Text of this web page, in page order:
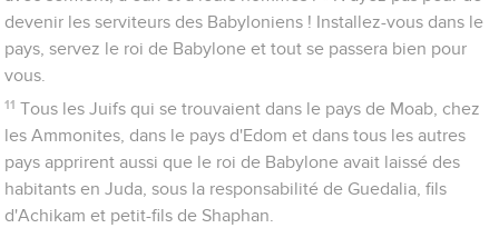
devenir les serviteurs des Babyloniens ! Installez-vous dans le
pays, servez le roi de Babylone et tout se passera bien pour
vous.
11 Tous les Juifs qui se trouvaient dans le pays de Moab, chez
les Ammonites, dans le pays d'Edom et dans tous les autres
pays apprirent aussi que le roi de Babylone avait laissé des
habitants en Juda, sous la responsabilité de Guedalia, fils
d'Achikam et petit-fils de Shaphan.